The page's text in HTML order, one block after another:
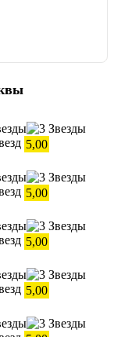
5,00
5,00
5,00
5,00